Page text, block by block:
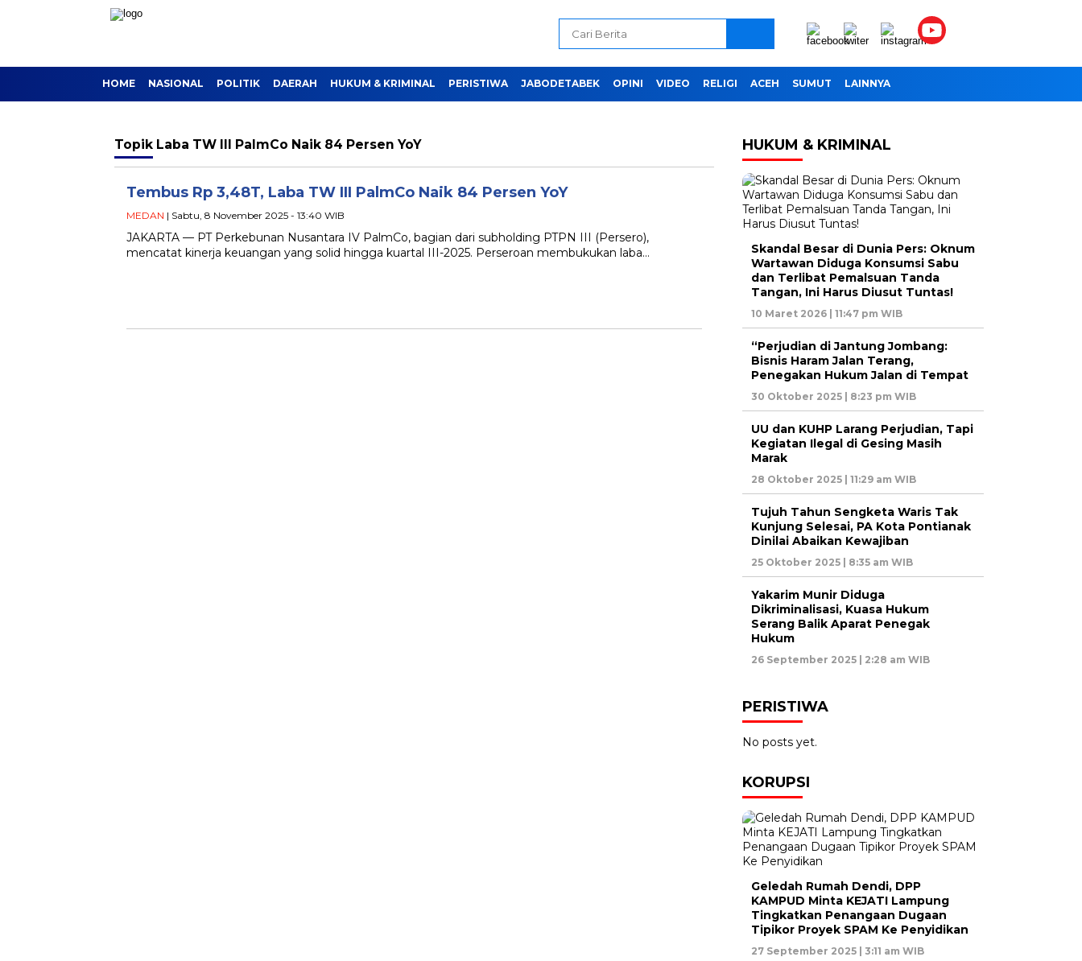
HOME NASIONAL POLITIK DAERAH HUKUM & KRIMINAL PERISTIWA JABODETABEK OPINI VIDEO RELIGI ACEH SUMUT LAINNYA
Topik Laba TW III PalmCo Naik 84 Persen YoY
Tembus Rp 3,48T, Laba TW III PalmCo Naik 84 Persen YoY
MEDAN | Sabtu, 8 November 2025 - 13:40 WIB
JAKARTA — PT Perkebunan Nusantara IV PalmCo, bagian dari subholding PTPN III (Persero),
mencatat kinerja keuangan yang solid hingga kuartal III-2025. Perseroan membukukan laba…
HUKUM & KRIMINAL
Skandal Besar di Dunia Pers: Oknum
Wartawan Diduga Konsumsi Sabu
dan Terlibat Pemalsuan Tanda
Tangan, Ini Harus Diusut Tuntas!
10 Maret 2026 | 11:47 pm WIB
“Perjudian di Jantung Jombang:
Bisnis Haram Jalan Terang,
Penegakan Hukum Jalan di Tempat
30 Oktober 2025 | 8:23 pm WIB
UU dan KUHP Larang Perjudian, Tapi
Kegiatan Ilegal di Gesing Masih
Marak
28 Oktober 2025 | 11:29 am WIB
Tujuh Tahun Sengketa Waris Tak
Kunjung Selesai, PA Kota Pontianak
Dinilai Abaikan Kewajiban
25 Oktober 2025 | 8:35 am WIB
Yakarim Munir Diduga
Dikriminalisasi, Kuasa Hukum
Serang Balik Aparat Penegak
Hukum
26 September 2025 | 2:28 am WIB
PERISTIWA
No posts yet.
KORUPSI
Geledah Rumah Dendi, DPP
KAMPUD Minta KEJATI Lampung
Tingkatkan Penangaan Dugaan
Tipikor Proyek SPAM Ke Penyidikan
27 September 2025 | 3:11 am WIB